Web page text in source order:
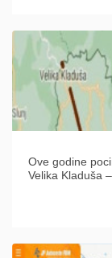
Ove godine
Velika Kladuša